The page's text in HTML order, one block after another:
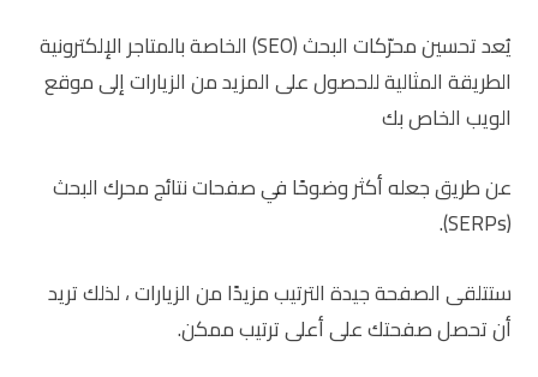
يُعد تحسين محرّكات البحث (SEO) الخاصة بالمتاجر الإلكترونية
الطريقة المثالية للحصول على المزيد من الزيارات إلى موقع
الويب الخاص بك
عن طريق جعله أكثر وضوحًا في صفحات نتائج محرك البحث
(SERPs).
ستتلقى الصفحة جيدة الترتيب مزيدًا من الزيارات ، لذلك تريد
أن تحصل صفحتك على أعلى ترتيب ممكن.